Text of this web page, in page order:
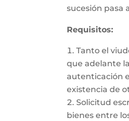
sucesión pasa
Requisitos:
Tanto el
que adelante
autenticación
existencia de
Solicitud
bienes entre